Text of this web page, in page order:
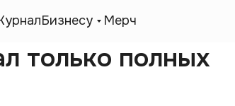
Бизнесу Мерч
только полных